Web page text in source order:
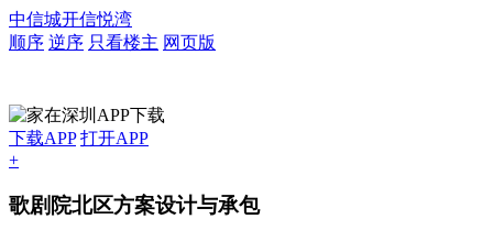
中信城开信悦湾
顺序 逆序 只看楼主 网页版
下载APP 打开APP
+
歌剧院北区方案设计与承包